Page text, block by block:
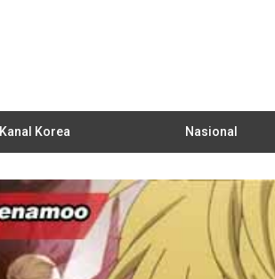
Kanal Korea Nasional